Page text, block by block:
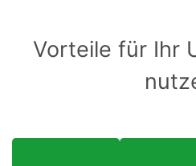
Vorteile für Ihr